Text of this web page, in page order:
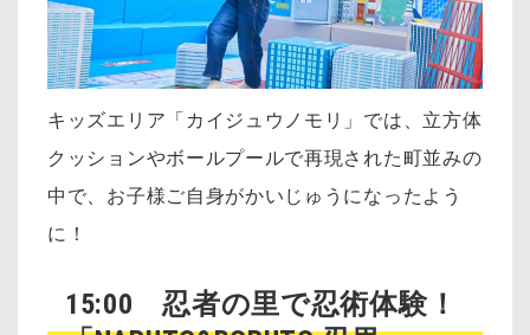
キッズエリア「カイジュウノモリ」では、立方体
クッションやボールプールで再現された町並みの
中で、お子様ご自身がかいじゅうになったよう
に！
15:00 忍者の里で忍術体験！